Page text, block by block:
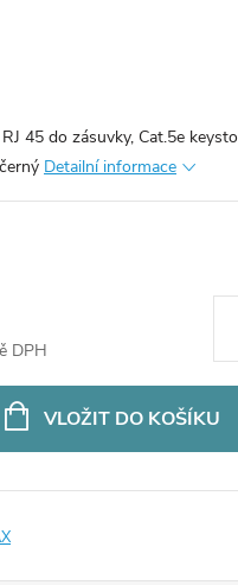
45 do zásuvky, Cat.5e
Detailní informace
DPH
VLOŽIT DO KOŠÍKU